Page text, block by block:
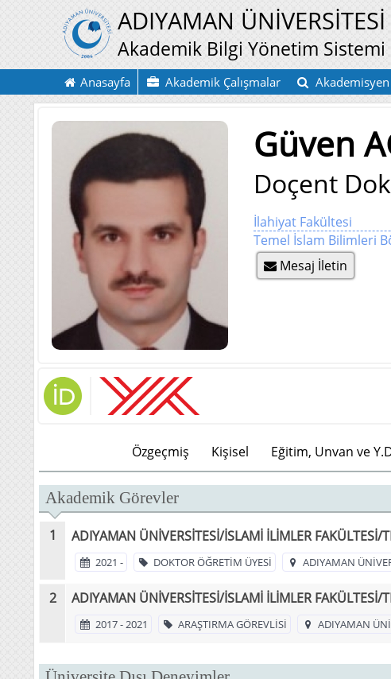
ADIYAMAN ÜNİVERSİTESİ
Akademik Bilgi Yönetim Sistemi
Anasayfa Akademik Çalışmalar
Güven
Doçent
İlahiyat Fakültesi
Temel İslam Bilimleri
Mesaj İletin
Özgeçmiş Kişisel Eğitim, Unvan ve
Akademik Görevler
ADIYAMAN ÜNİVERSİTESİ/İSLAMİ İLİMLER
2021 - DOKTOR ÖĞRETİM ÜYESİ ADIYAMAN
ADIYAMAN ÜNİVERSİTESİ/İSLAMİ İLİMLER
2017 - 2021 ARAŞTIRMA GÖREVLİSİ ADIYAMAN